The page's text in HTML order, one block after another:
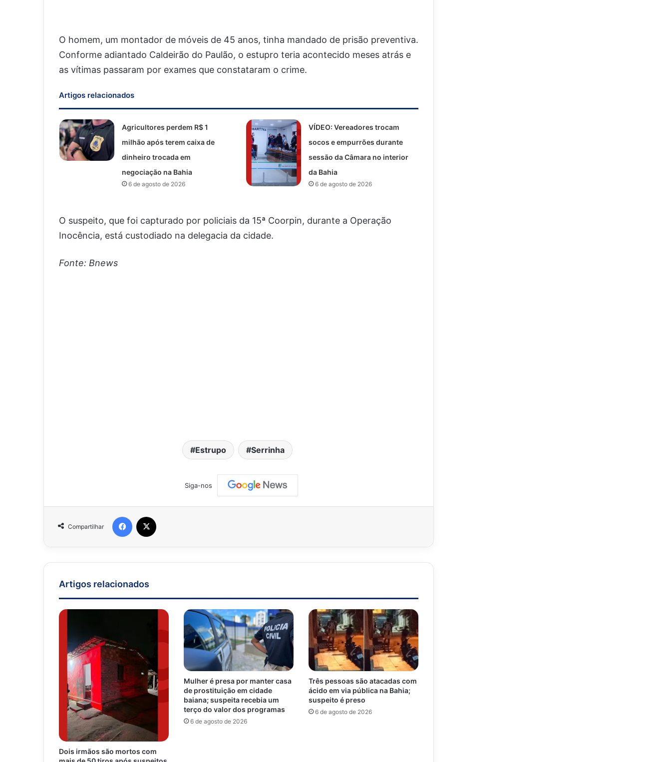
O homem, um montador de móveis de 45 anos, tinha mandado de prisão preventiva.
Conforme adiantado Caldeirão do Paulão, o estupro teria acontecido meses atrás e
as vítimas passaram por exames que constataram o crime.
Artigos relacionados
Agricultores perdem R$ 1
milhão após terem caixa de
dinheiro trocada em
negociação na Bahia
6 de agosto de 2026
VÍDEO: Vereadores trocam
socos e empurrões durante
sessão da Câmara no interior
da Bahia
6 de agosto de 2026
O suspeito, que foi capturado por policiais da 15ª Coorpin, durante a Operação
Inocência, está custodiado na delegacia da cidade.
Fonte: Bnews
Estrupo Serrinha
Siga-nos
Compartilhar
Facebook
Artigos relacionados
Dois irmãos são mortos com
Mulher é presa por manter casa
de prostituição em cidade
baiana; suspeita recebia um
terço do valor dos programas
6 de agosto de 2026
Três pessoas são atacadas com
ácido em via pública na Bahia;
suspeito é preso
6 de agosto de 2026